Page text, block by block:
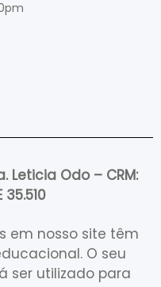
Leticia Odo – CRM:
35.510
em nosso site têm
O seu
ser utilizado para